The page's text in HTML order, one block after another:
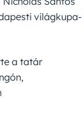
világkupa-
a tatár